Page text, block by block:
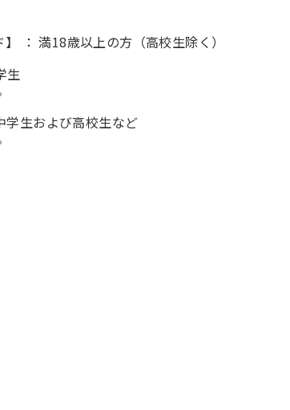
： 満18歳以上の方（高校生除く）
生
学生および高校生など